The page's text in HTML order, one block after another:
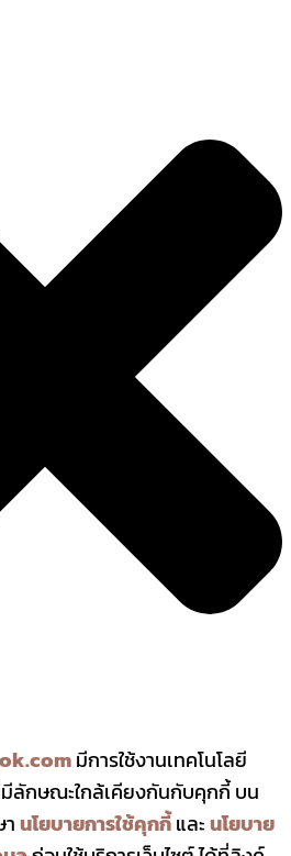
มีการใช้งานเทคโนโลยี
ลักษณะใกล้เคียงกันกับคุกกี้ บน
นโยบายการใช้คุกกี้และนโยบาย